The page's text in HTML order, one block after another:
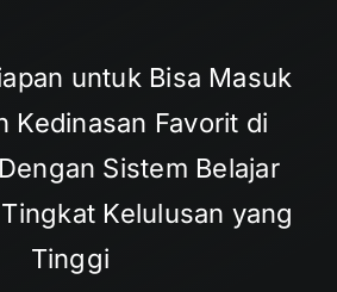
untuk Bisa Masuk
Kedinasan Favorit di
Sistem Belajar
Kelulusan yang
Tinggi